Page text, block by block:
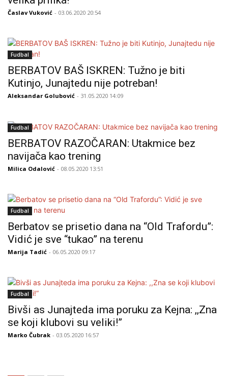
Časlav Vuković - 03.06.2020 20:54
Fudbal
BERBATOV BAŠ ISKREN: Tužno je biti
Kutinjo, Junajtedu nije potreban!
Aleksandar Golubović - 31.05.2020 14:09
Fudbal
BERBATOV RAZOČARAN: Utakmice bez
navijača kao trening
Milica Odalović - 08.05.2020 13:51
Fudbal
Berbatov se prisetio dana na “Old Trafordu”:
Vidić je sve “tukao” na terenu
Marija Tadić - 06.05.2020 09:17
Fudbal
Bivši as Junajteda ima poruku za Kejna: ,,Zna
se koji klubovi su veliki!”
Marko Čubrak - 03.05.2020 16:57